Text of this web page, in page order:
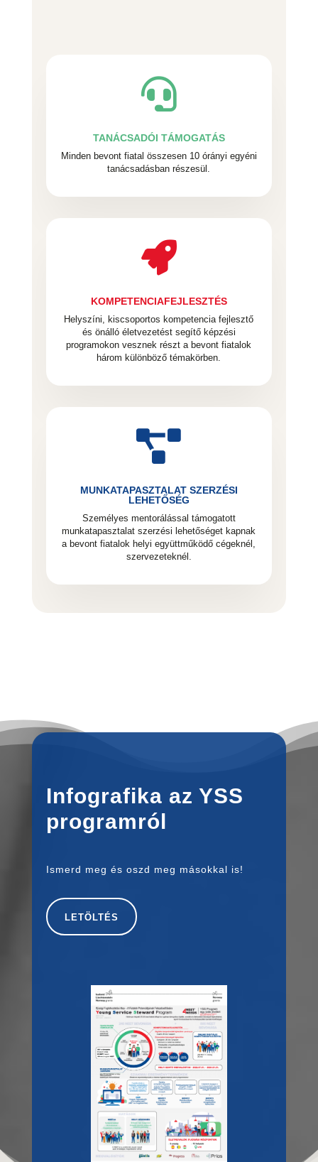

TANÁCSADÓI TÁMOGATÁS
Minden bevont fiatal összesen 10 órányi egyéni
tanácsadásban részesül.

KOMPETENCIAFEJLESZTÉS
Helyszíni, kiscsoportos kompetencia fejlesztő
és önálló életvezetést segítő képzési
programokon vesznek részt a bevont fiatalok
három különböző témakörben.

MUNKATAPASZTALAT SZERZÉSI
LEHETŐSÉG
Személyes mentorálással támogatott
munkatapasztalat szerzési lehetőséget kapnak
a bevont fiatalok helyi együttműködő cégeknél,
szervezeteknél.
Infografika az YSS
programról
Ismerd meg és oszd meg másokkal is!
LETÖLTÉS